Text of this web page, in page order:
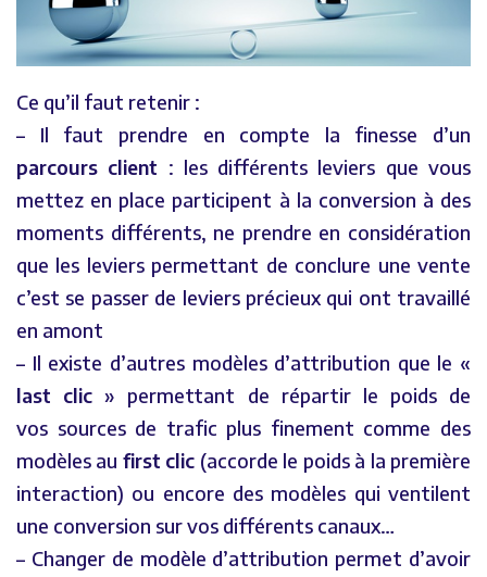
Ce qu’il faut retenir :
– Il faut prendre en compte la finesse d’un
parcours client : les différents leviers que vous
mettez en place participent à la conversion à des
moments différents, ne prendre en considération
que les leviers permettant de conclure une vente
c’est se passer de leviers précieux qui ont travaillé
en amont
– Il existe d’autres modèles d’attribution que le «
last clic » permettant de répartir le poids de
vos sources de trafic plus finement comme des
modèles au first clic (accorde le poids à la première
interaction) ou encore des modèles qui ventilent
une conversion sur vos différents canaux…
– Changer de modèle d’attribution permet d’avoir